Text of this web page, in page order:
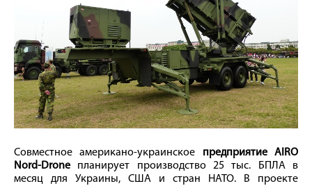
Совместное американо-украинское предприятие AIRO
Nord-Drone планирует производство 25 тыс. БПЛА в
месяц для Украины, США и стран НАТО. В проекте